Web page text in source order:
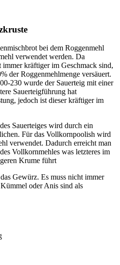
bei dem Roggenmehl
verwendet werden. Da
kräftiger im Geschmack sind,
der Roggenmehlmenge versäuert.
230 wurde der Sauerteig mit einer
Sauerteigführung hat
jedoch ist dieser kräftiger im
Sauerteiges wird durch ein
Für das Vollkornpoolish wird
verwendet. Dadurch erreicht man
Vollkornmehles was letzteres im
Krume führt
Gewürz. Es muss nicht immer
oder Anis sind als